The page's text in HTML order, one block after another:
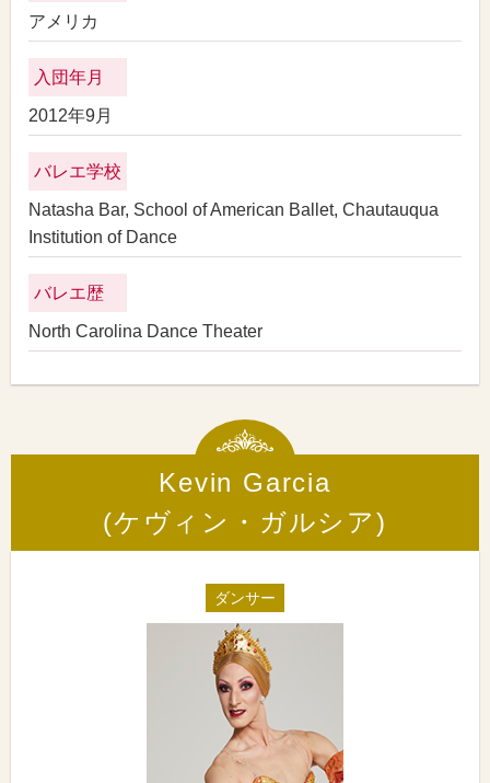
アメリカ
入団年月
2012年9月
バレエ学校
Natasha Bar, School of American Ballet, Chautauqua
Institution of Dance
バレエ歴
North Carolina Dance Theater
Kevin Garcia
(ケヴィン・ガルシア)
ダンサー